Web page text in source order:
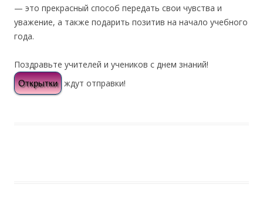
— это прекрасный способ передать свои чувства и
уважение, а также подарить позитив на начало учебного
года.
Поздравьте учителей и учеников с днем знаний!
Открытки ждут отправки!